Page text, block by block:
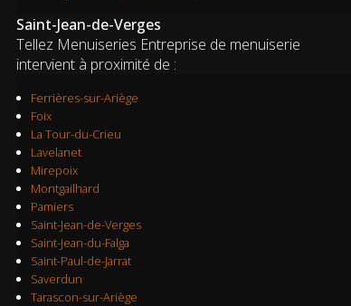
Saint-Jean-de-Verges
Tellez Menuiseries Entreprise de menuiserie
intervient à proximité de :
Ferrières-sur-Ariège
Foix
La Tour-du-Crieu
Lavelanet
Mirepoix
Montgailhard
Pamiers
Saint-Jean-de-Verges
Saint-Jean-du-Falga
Saint-Paul-de-Jarrat
Saverdun
Tarascon-sur-Ariège